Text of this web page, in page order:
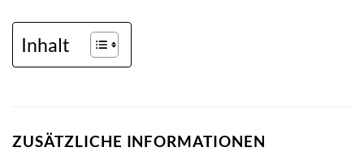
Inhalt
ZUSÄTZLICHE INFORMATIONEN